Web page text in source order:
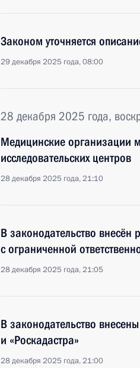
Законом уточняется
29 декабря 2025 года, 08:00
28 декабря 2025 года,
Медицинские организации
исследовательских центров
28 декабря 2025 года, 21:10
В законодательство внесён
с ограниченной
28 декабря 2025 года, 21:05
В законодательство
и «Роскадастра»
28 декабря 2025 года, 21:00